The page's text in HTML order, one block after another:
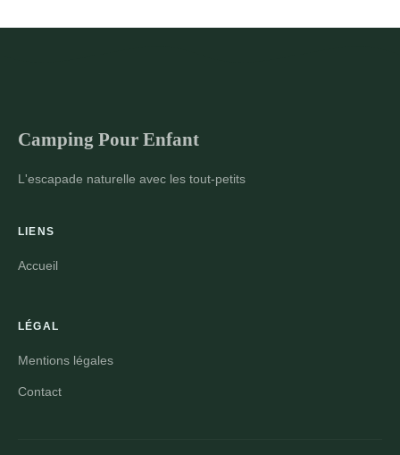
Camping Pour Enfant
L'escapade naturelle avec les tout-petits
LIENS
Accueil
LÉGAL
Mentions légales
Contact